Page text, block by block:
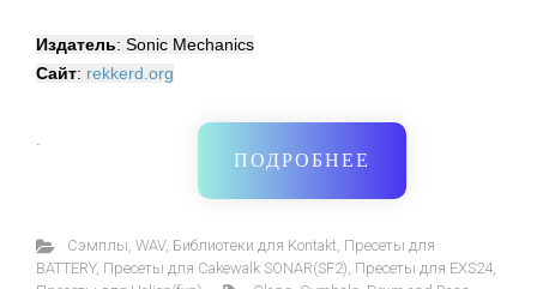
Издатель: Sonic Mechanics
Сайт: rekkerd.org
·
ПОДРОБНЕЕ
Cэмплы, WAV, Библиотеки для Kontakt, Пресеты для
BATTERY, Пресеты для Cakewalk SONAR(SF2), Пресеты для EXS24,